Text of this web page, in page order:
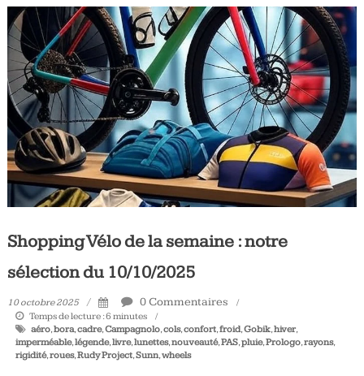
Shopping Vélo de la semaine : notre
sélection du 10/10/2025
10 octobre 2025 0 Commentaires
Temps de lecture :6 minutes
aéro,bora,cadre,Campagnolo,cols,confort,froid,Gobik,hiver,
imperméable,légende,livre,lunettes,nouveauté,PAS,pluie,Prologo,rayons,
rigidité,roues,Rudy Project,Sunn,wheels